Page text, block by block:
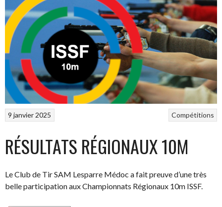
Compétitions
9 janvier 2025
RÉSULTATS RÉGIONAUX 10M
Le Club de Tir SAM Lesparre Médoc a fait preuve d’une très
belle participation aux Championnats Régionaux 10m ISSF.